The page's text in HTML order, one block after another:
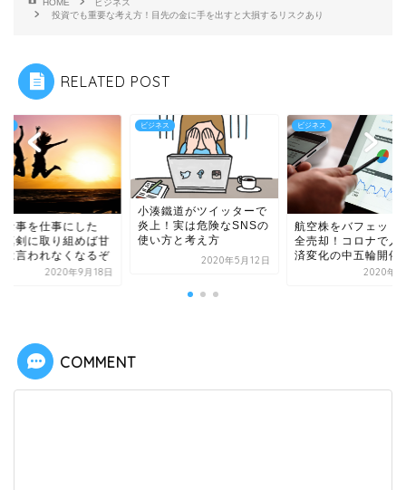
HOME
ビジネス
投資でも重要な考え方！目先の金に手を出すと大損するリスクあり
RELATED POST
な事を仕事にした
真剣に取り組めば甘
は言われなくなるぞ
2020年9月18日
ビジネス
小湊鐵道がツイッターで
炎上！実は危険なSNSの
使い方と考え方
2020年5月12日
ビジネス
航空株をバフェット
全売却！コロナで人
済変化の中五輪開催
2020年5
COMMENT